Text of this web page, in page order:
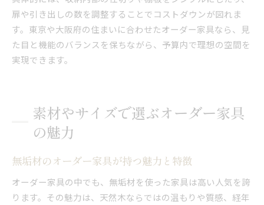
扉や引き出しの数を調整することでコストダウンが図れま
す。東京や大阪府の住まいに合わせたオーダー家具なら、見
た目と機能のバランスを保ちながら、予算内で理想の空間を
実現できます。
素材やサイズで選ぶオーダー家具
の魅力
無垢材のオーダー家具が持つ魅力と特徴
オーダー家具の中でも、無垢材を使った家具は高い人気を誇
ります。その魅力は、天然木ならではの温もりや質感、経年